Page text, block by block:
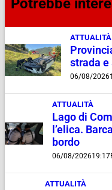
Potrebbe
ATTUALITÀ
strada
06/08/2026
ATTUALITÀ
Lago di
l’elica.
bordo
06/08/202619:17
ATTUALITÀ